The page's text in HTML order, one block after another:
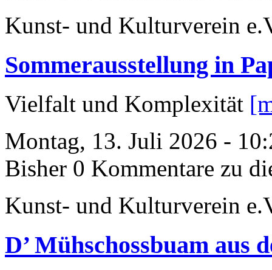
Kunst- und Kulturverein
Sommerausstellung in
Vielfalt und Komplexität
Montag, 13. Juli 2026 -
Bisher 0 Kommentare zu
Kunst- und Kulturverein
D’ Mühschossbuam aus